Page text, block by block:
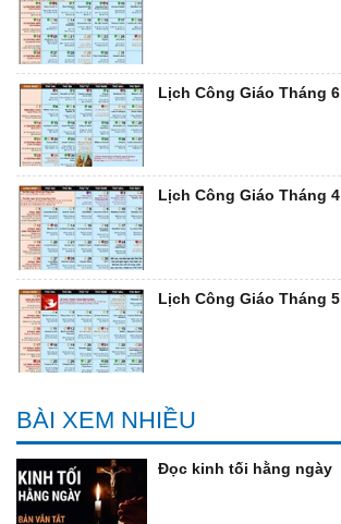
Lịch Công Giáo Tháng 6
Lịch Công Giáo Tháng 4
Lịch Công Giáo Tháng 5
BÀI XEM NHIỀU
Đọc kinh tối hằng ngày